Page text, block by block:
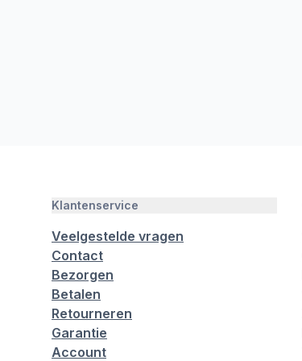
Klantenservice
Veelgestelde vragen
Contact
Bezorgen
Betalen
Retourneren
Garantie
Account